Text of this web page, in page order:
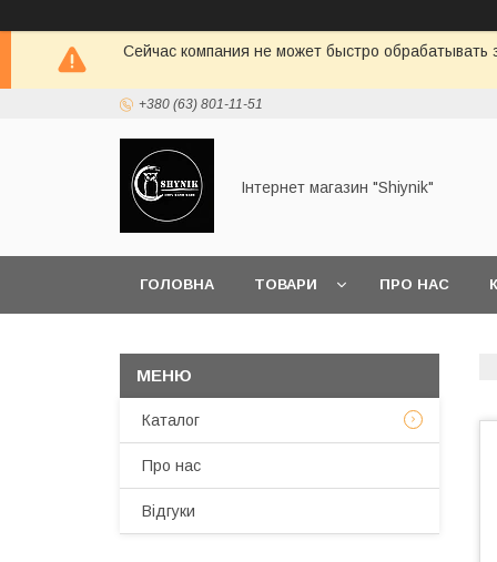
Сейчас компания не может быстро
+380 (63) 801-11-51
Інтернет магазин "Shiynik"
ГОЛОВНА ТОВАРИ ПРО НАС
Каталог
Про нас
Відгуки